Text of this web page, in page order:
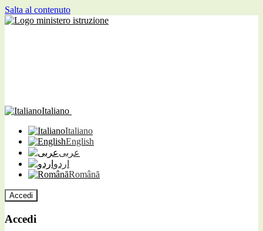
Salta al contenuto
Italiano
Italiano
English
عربى
اردو
Română
Accedi
Accedi